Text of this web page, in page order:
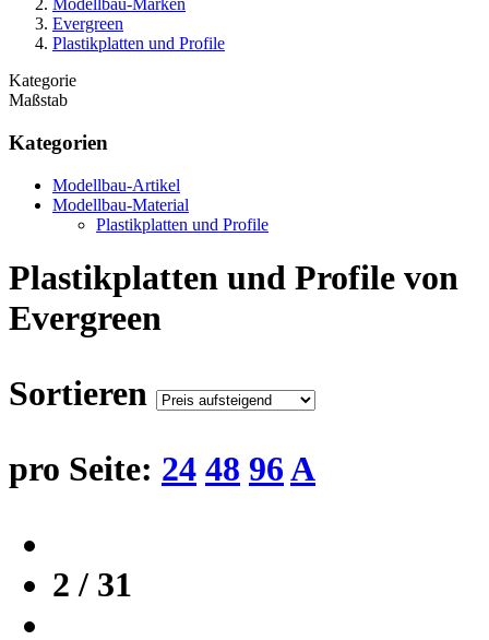
Modellbau-Marken
Evergreen
Plastikplatten und Profile
Kategorie
Maßstab
Kategorien
Modellbau-Artikel
Modellbau-Material
Plastikplatten und Profile
Plastikplatten und Profile von
Evergreen
Sortieren
pro Seite: 24 48 96A
2 / 31